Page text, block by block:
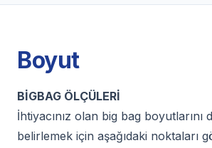
Boyut
BİGBAG ÖLÇÜLERİ
İhtiyacınız olan big bag boyutlarını
belirlemek için aşağıdaki noktaları